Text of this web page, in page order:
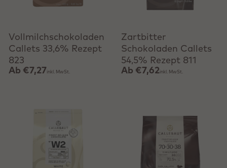
Produkt anzeigen
Vollmilchschokoladen
Callets 33,6% Rezept
823
Ab €7,27inkl. MwSt.
Produkt anzeigen
Zartbitter
Schokoladen Callets
54,5% Rezept 811
Ab €7,62inkl. MwSt.